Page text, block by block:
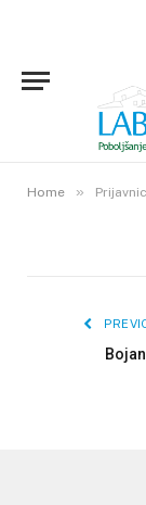
Home »
22. LISTOPADA